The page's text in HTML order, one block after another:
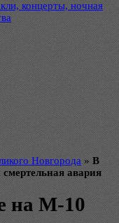
концерты, ночная
Новгорода » В
авария
на М-10